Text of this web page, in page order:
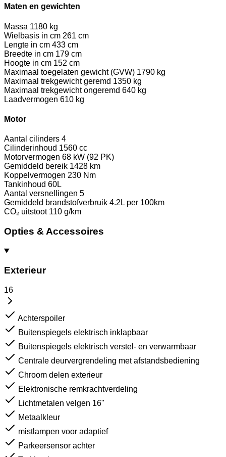
Maten en gewichten
Massa 1180 kg
Wielbasis in cm 261 cm
Lengte in cm 433 cm
Breedte in cm 179 cm
Hoogte in cm 152 cm
Maximaal toegelaten gewicht (GVW) 1790 kg
Maximaal trekgewicht geremd 1350 kg
Maximaal trekgewicht ongeremd 640 kg
Laadvermogen 610 kg
Motor
Aantal cilinders 4
Cilinderinhoud 1560 cc
Motorvermogen 68 kW (92 PK)
Gemiddeld bereik 1428 km
Koppelvermogen 230 Nm
Tankinhoud 60L
Aantal versnellingen 5
Gemiddeld brandstofverbruik 4.2L per 100km
CO₂ uitstoot 110 g/km
Opties & Accessoires
Exterieur
16
Achterspoiler
Buitenspiegels elektrisch inklapbaar
Buitenspiegels elektrisch verstel- en verwarmbaar
Centrale deurvergrendeling met afstandsbediening
Chroom delen exterieur
Elektronische remkrachtverdeling
Lichtmetalen velgen 16"
Metaalkleur
mistlampen voor adaptief
Parkeersensor achter